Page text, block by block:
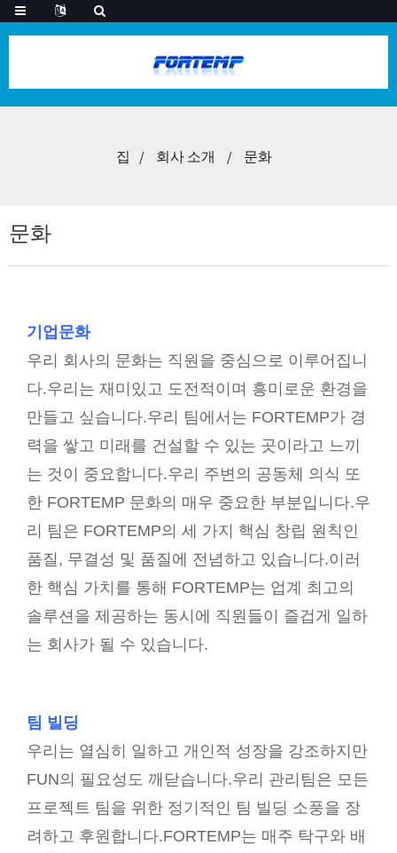
집 회사 소개 문화
문화
기업문화
우리 회사의 문화는 직원을 중심으로 이루어집니
다.우리는 재미있고 도전적이며 흥미로운 환경을
만들고 싶습니다.우리 팀에서는 FORTEMP가 경
력을 쌓고 미래를 건설할 수 있는 곳이라고 느끼
는 것이 중요합니다.우리 주변의 공동체 의식 또
한 FORTEMP 문화의 매우 중요한 부분입니다.우
리 팀은 FORTEMP의 세 가지 핵심 창립 원칙인
품질, 무결성 및 품질에 전념하고 있습니다.이러
한 핵심 가치를 통해 FORTEMP는 업계 최고의
솔루션을 제공하는 동시에 직원들이 즐겁게 일하
는 회사가 될 수 있습니다.
팀 빌딩
우리는 열심히 일하고 개인적 성장을 강조하지만
FUN의 필요성도 깨닫습니다.우리 관리팀은 모든
프로젝트 팀을 위한 정기적인 팀 빌딩 소풍을 장
려하고 후원합니다.FORTEMP는 매주 탁구와 배